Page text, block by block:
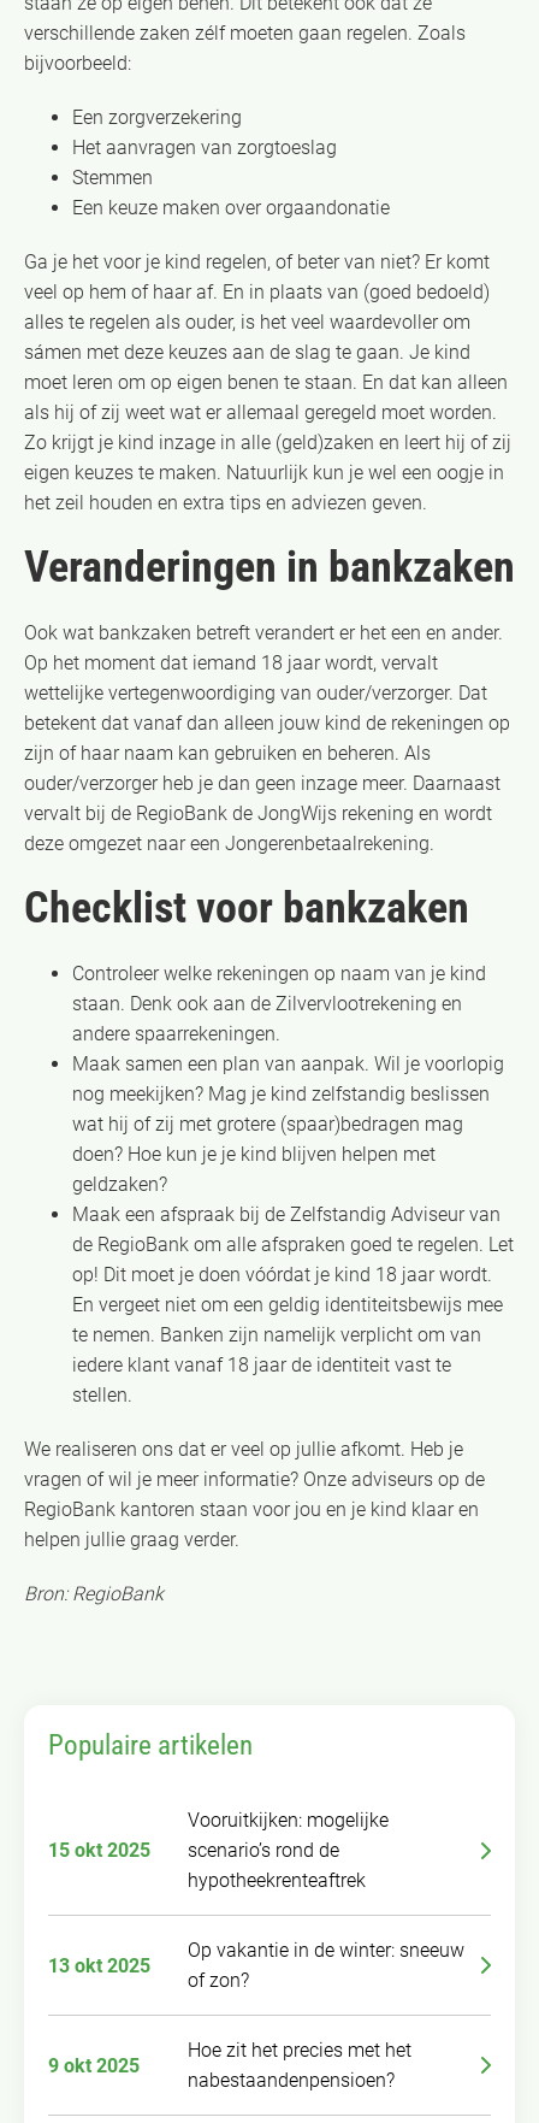
verschillende zaken zélf moeten gaan regelen. Zoals
bijvoorbeeld:
Een zorgverzekering
Het aanvragen van zorgtoeslag
Stemmen
Een keuze maken over orgaandonatie
Ga je het voor je kind regelen, of beter van niet? Er komt
veel op hem of haar af. En in plaats van (goed bedoeld)
alles te regelen als ouder, is het veel waardevoller om
sámen met deze keuzes aan de slag te gaan. Je kind
moet leren om op eigen benen te staan. En dat kan alleen
als hij of zij weet wat er allemaal geregeld moet worden.
Zo krijgt je kind inzage in alle (geld)zaken en leert hij of zij
eigen keuzes te maken. Natuurlijk kun je wel een oogje in
het zeil houden en extra tips en adviezen geven.
Veranderingen in bankzaken
Ook wat bankzaken betreft verandert er het een en ander.
Op het moment dat iemand 18 jaar wordt, vervalt
wettelijke vertegenwoordiging van ouder/verzorger. Dat
betekent dat vanaf dan alleen jouw kind de rekeningen op
zijn of haar naam kan gebruiken en beheren. Als
ouder/verzorger heb je dan geen inzage meer. Daarnaast
vervalt bij de RegioBank de JongWijs rekening en wordt
deze omgezet naar een Jongerenbetaalrekening.
Checklist voor bankzaken
Controleer welke rekeningen op naam van je kind
staan. Denk ook aan de Zilvervlootrekening en
andere spaarrekeningen.
Maak samen een plan van aanpak. Wil je voorlopig
nog meekijken? Mag je kind zelfstandig beslissen
wat hij of zij met grotere (spaar)bedragen mag
doen? Hoe kun je je kind blijven helpen met
geldzaken?
Maak een afspraak bij de Zelfstandig Adviseur van
de RegioBank om alle afspraken goed te regelen. Let
op! Dit moet je doen vóórdat je kind 18 jaar wordt.
En vergeet niet om een geldig identiteitsbewijs mee
te nemen. Banken zijn namelijk verplicht om van
iedere klant vanaf 18 jaar de identiteit vast te
stellen.
We realiseren ons dat er veel op jullie afkomt. Heb je
vragen of wil je meer informatie? Onze adviseurs op de
RegioBank kantoren staan voor jou en je kind klaar en
helpen jullie graag verder.
Bron: RegioBank
Populaire artikelen
15 okt 2025
Vooruitkijken: mogelijke
scenario’s rond de
hypotheekrenteaftrek
13 okt 2025
Op vakantie in de winter: sneeuw
of zon?
9 okt 2025
Hoe zit het precies met het
nabestaandenpensioen?